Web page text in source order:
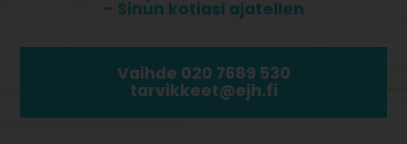
- Sinun kotiasi ajatellen
Vaihde 020 7689 530
tarvikkeet@ejh.fi